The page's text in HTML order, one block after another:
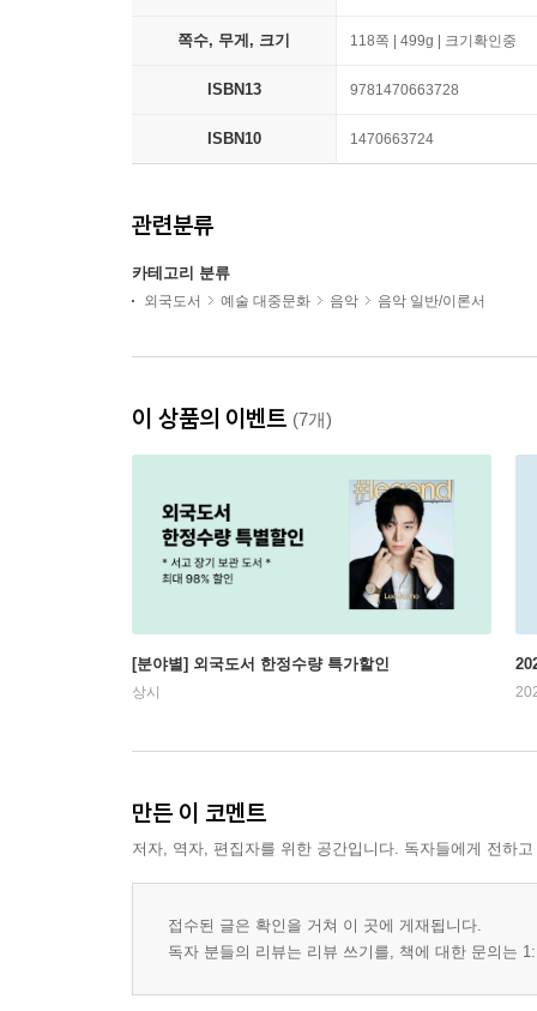
쪽수, 무게, 크기 118쪽 | 499g | 크기확인중
ISBN13 9781470663728
ISBN10 1470663724
관련분류
카테고리 분류
외국도서 예술 대중문화 음악 음악 일반/이론서
이 상품의 이벤트 (7개)
[분야별] 외국도서 한정수량 특가할인
상시
만든 이 코멘트
저자, 역자, 편집자를 위한 공간입니다. 독자들에게 전하
접수된 글은 확인을 거쳐 이 곳에 게재됩니다.
독자 분들의 리뷰는 리뷰 쓰기를, 책에 대한 문의는